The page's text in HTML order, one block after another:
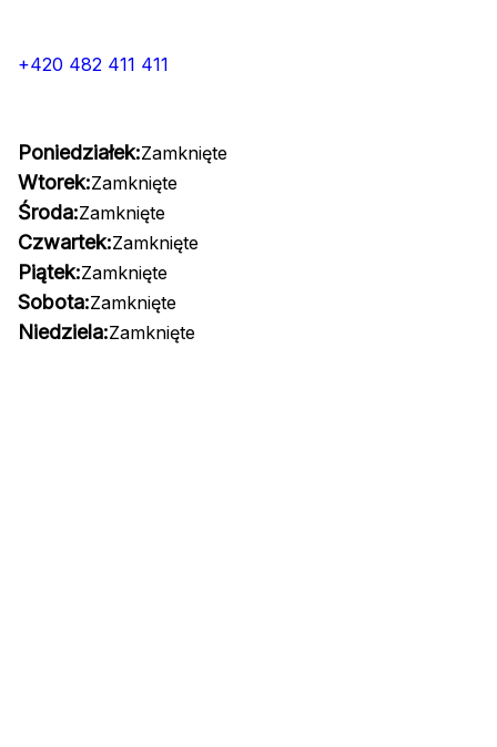
+420 482 411 411
Poniedziałek:Zamknięte
Wtorek:Zamknięte
Środa:Zamknięte
Czwartek:Zamknięte
Piątek:Zamknięte
Sobota:Zamknięte
Niedziela:Zamknięte